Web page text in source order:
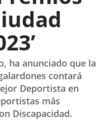
ha anunciado que la
contará
Deportista en
más
Discapacidad.